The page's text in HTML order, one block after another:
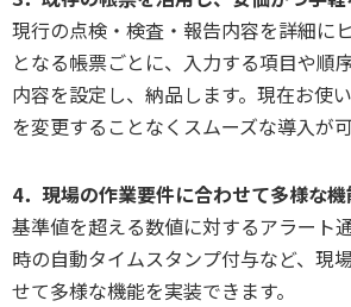
現行の点検・検査・報告内容を詳細に
となる帳票ごとに、入力する項目や順
内容を設定し、納品します。現在お使
を変更することなくスムーズな導入が可
4．現場の作業要件に合わせて多様な
基準値を超える数値に対するアラート
時の自動タイムスタンプ付与など、現
せて多様な機能を実装できます。